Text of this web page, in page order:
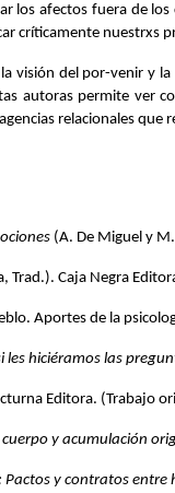
los afectos fuera de
críticamente nuestrxs
visión del por-venir y
autoras permite ver
relacionales
(A. De Miguel y
Trad.). Caja Negra
Aportes de la
les hiciéramos las
Editora. (Trabajo
y acumulación
Pactos y contratos entre